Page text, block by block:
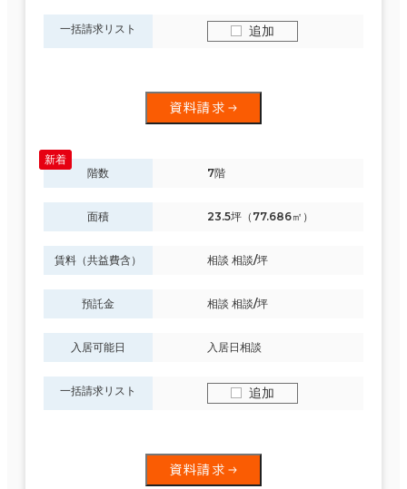
一括請求リスト 追加
資料請求
階数 7階
面積 23.5坪（77.686㎡）
賃料（共益費含） 相談 相談/坪
預託金 相談 相談/坪
入居可能日 入居日相談
一括請求リスト 追加
資料請求